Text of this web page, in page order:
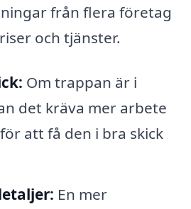
från flera företag
och tjänster.
Om trappan är i
det kräva mer arbete
att få den i bra skick
En mer